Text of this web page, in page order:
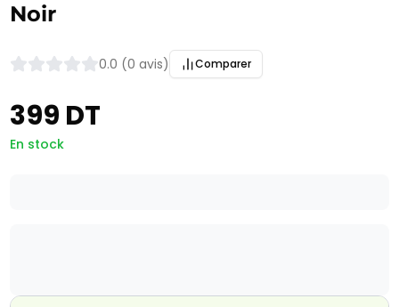
Noir
0.0 (0 avis) Comparer
399 DT
En stock